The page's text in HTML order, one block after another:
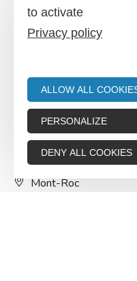
Base
Mont-Roc
to activate
Privacy policy
ALLOW ALL
PERSONALIZE
DENY ALL COOKIES